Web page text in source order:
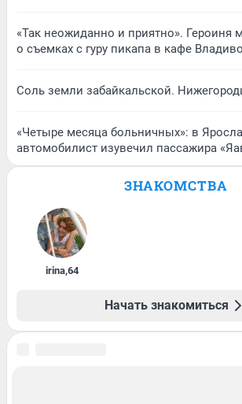
«Так неожиданно и приятно». Героиня
о съемках с гуру пикапа в кафе
Соль земли забайкальской.
«Четыре месяца больничных»: в
автомобилист изувечил пассажира
ЗНАКОМСТВА
irina,64
Начать знакомиться